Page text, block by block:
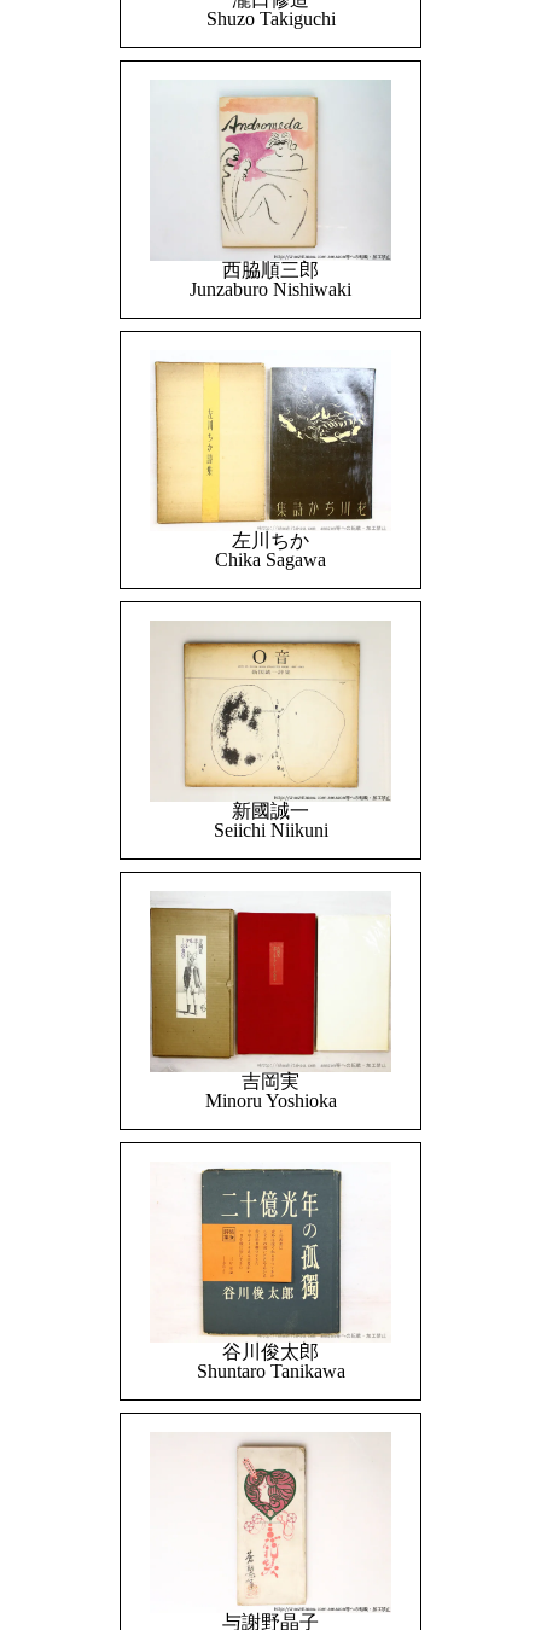
Shuzo Takiguchi
西脇順三郎
Junzaburo Nishiwaki
左川ちか
Chika Sagawa
新國誠一
Seiichi Niikuni
吉岡実
Minoru Yoshioka
谷川俊太郎
Shuntaro Tanikawa
与謝野晶子